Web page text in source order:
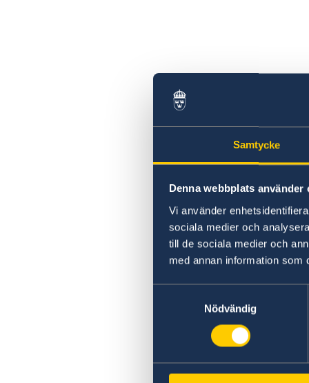
Samtycke
Denna webbplats använder
Vi använder
sociala medier och
till de sociala medier och
med annan information som
Nödvändig